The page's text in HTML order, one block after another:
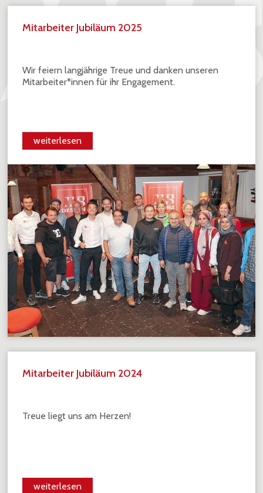
Mitarbeiter Jubiläum 2025
Wir feiern langjährige Treue und danken unseren
Mitarbeiter*innen für ihr Engagement.
weiterlesen
Mitarbeiter Jubiläum 2024
Treue liegt uns am Herzen!
weiterlesen